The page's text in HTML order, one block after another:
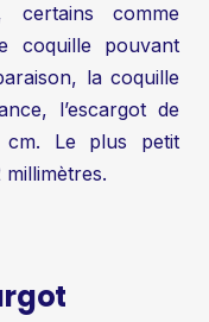
certains comme
coquille pouvant
la coquille
l’escargot de
cm. Le plus petit